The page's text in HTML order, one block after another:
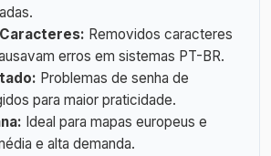
Removidos caracteres
erros em sistemas PT-BR.
Problemas de senha de
para maior praticidade.
Ideal para mapas europeus e
e alta demanda.